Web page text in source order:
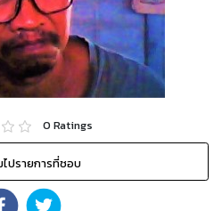
0 Ratings
ไปรายการที่ชอบ